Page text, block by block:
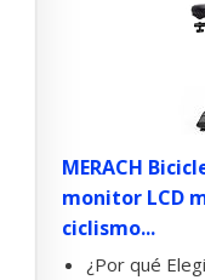
MERACH
monitor LCD
ciclismo...
¿Por qué